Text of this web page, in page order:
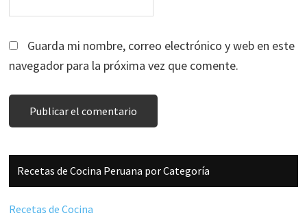
Guarda mi nombre, correo electrónico y web en este
navegador para la próxima vez que comente.
Barra
lateral
principal
Recetas de Cocina Peruana por Categoría
Recetas de Cocina